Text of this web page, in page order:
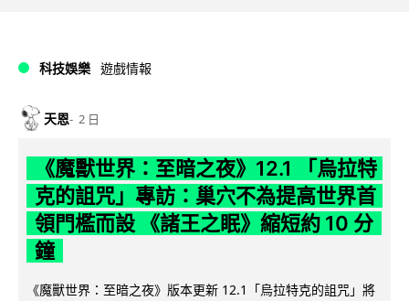
科技娛樂 遊戲情報
天恩 2 日
《魔獸世界：至暗之夜》12.1 「烏拉特
克的詛咒」專訪：巢穴不為提高世界首
領門檻而設 《諸王之眠》縮短約 10 分
鐘
《魔獸世界：至暗之夜》版本更新 12.1「烏拉特克的詛咒」將